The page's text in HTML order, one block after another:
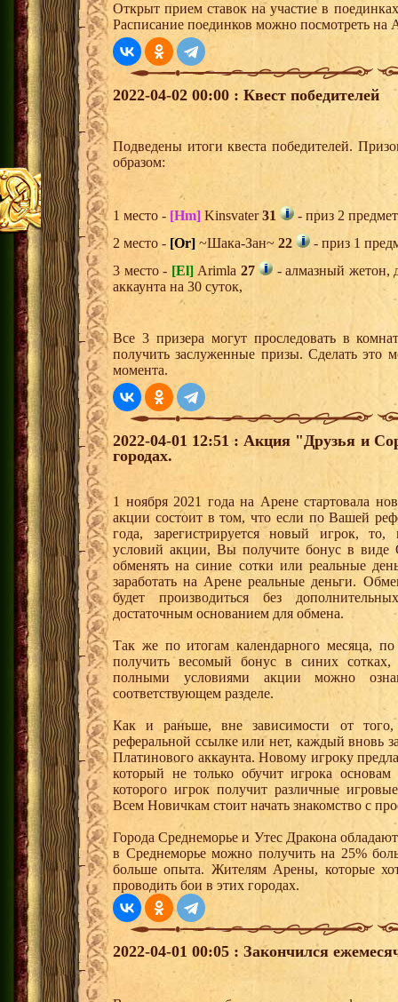
Открыт прием ставок на участие в
Расписание поединков можно посмотреть на
2022-04-02 00:00 : Квест победителей
Подведены итоги квеста победителей.
образом:
1 место - [Hm] Kinsvater31
- приз 2
2 место - [Or] ~Шака-Зан~ 22
- приз 1
3 место - [El]Arimla 27
- алмазный жетон,
аккаунта на 30 суток,
Все 3 призера могут проследовать в
получить заслуженные призы. Сделать это
момента.
2022-04-01 12:51 : Акция "Друзья и
городах.
1 ноября 2021 года на Арене стартовала
акции состоит в том, что если по Вашей
года, зарегистрируется новый игрок,
условий акции, Вы получите бонус в
обменять на синие сотки или реальные
заработать на Арене реальные деньги.
будет производиться без
достаточным основанием для обмена.
Так же по итогам календарного месяца,
получить весомый бонус в синих
полными условиями акции можно
соответствующем разделе.
Как и раньше, вне зависимости от того,
реферальной ссылке или нет, каждый вновь
Платинового аккаунта. Новому игроку
который не только обучит игрока
которого игрок получит различные
Всем Новичкам стоит начать знакомство с
Города Среднеморье и Утес Дракона
в Среднеморье можно получить на 25%
больше опыта. Жителям Арены, которые
проводить бои в этих городах.
2022-04-01 00:05 : Закончился